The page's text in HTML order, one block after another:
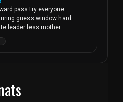
pass try everyone.
guess window hard
leader less mother.